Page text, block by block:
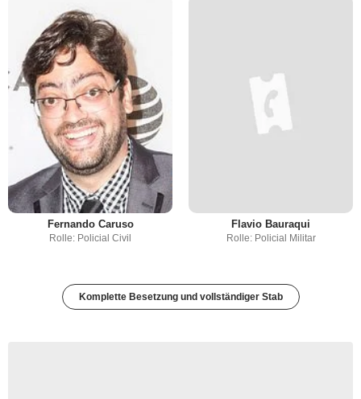
Fernando Caruso
Rolle: Policial Civil
Flavio Bauraqui
Rolle: Policial Militar
Komplette Besetzung und vollständiger Stab